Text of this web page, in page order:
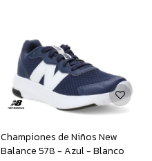
Championes de Niños New
Balance 578 - Azul - Blanco